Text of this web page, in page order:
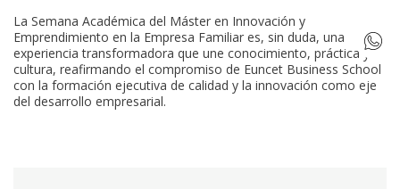
La Semana Académica del Máster en Innovación y
Emprendimiento en la Empresa Familiar es, sin duda, una
experiencia transformadora que une conocimiento, práctica y
cultura, reafirmando el compromiso de Euncet Business School
con la formación ejecutiva de calidad y la innovación como eje
del desarrollo empresarial.